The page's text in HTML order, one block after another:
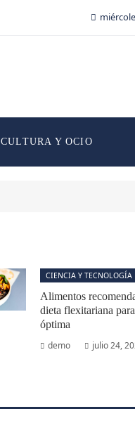
CULTURA Y OCIO
CIENCIA Y TECNOLOGÍA
Alimentos
dieta flexitariana
óptima
demo
julio 24,